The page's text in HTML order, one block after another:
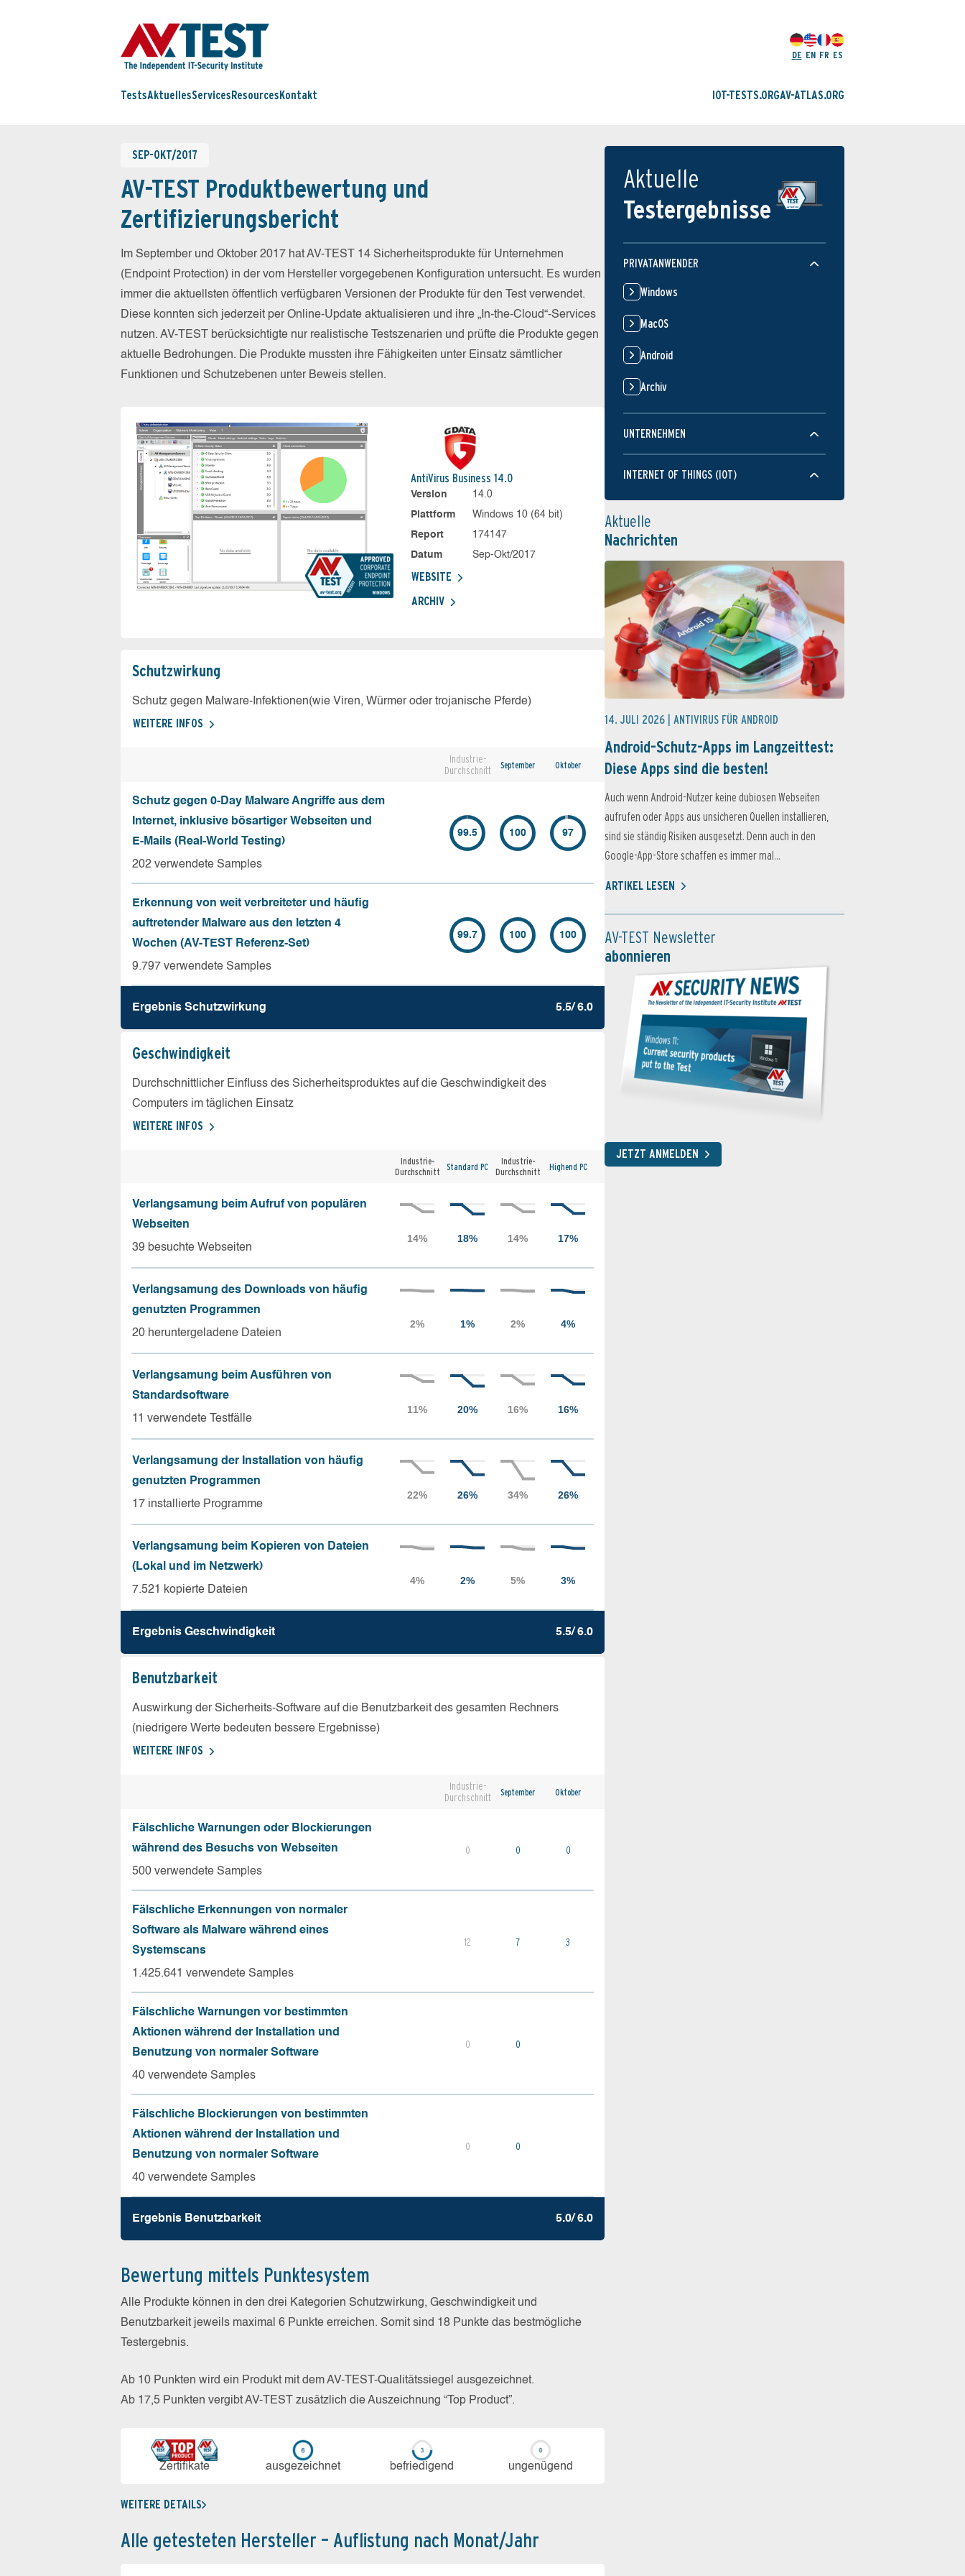
DE EN FR ES
TestsAktuellesServices Resources Kontakt IOT-TESTS.ORGAV-ATLAS.ORG
SEP-OKT/2017
AV-TEST Produktbewertung und
Zertifizierungsbericht
Im September und Oktober 2017 hat AV-TEST 14 Sicherheitsprodukte für Unternehmen
(Endpoint Protection) in der vom Hersteller vorgegebenen Konfiguration untersucht. Es wurden
immer die aktuellsten öffentlich verfügbaren Versionen der Produkte für den Test verwendet.
Diese konnten sich jederzeit per Online-Update aktualisieren und ihre „In-the-Cloud“-Services
nutzen. AV-TEST berücksichtigte nur realistische Testszenarien und prüfte die Produkte gegen
aktuelle Bedrohungen. Die Produkte mussten ihre Fähigkeiten unter Einsatz sämtlicher
Funktionen und Schutzebenen unter Beweis stellen.
AntiVirus Business 14.0
Version
14.0
Plattform
Windows 10 (64 bit)
Report
174147
Datum
Sep-Okt/2017
WEBSITE
ARCHIV
Schutz­wirkung
Schutz gegen Malware-Infektionen(wie Viren, Würmer oder trojanische Pferde)
WEITERE INFOS
Industrie-
Durchschnitt
September Oktober
Schutz gegen 0-Day Malware Angriffe aus dem
Internet, inklusive bösartiger Webseiten und
E-Mails (Real-World Testing)
202 verwendete Samples
99.5 100 97
Erkennung von weit verbreiteter und häufig
auftretender Malware aus den letzten 4
Wochen (AV-TEST Referenz-Set)
9.797 verwendete Samples
99.7 100 100
Ergebnis Schutz­wirkung 5.5/ 6.0
Geschw­indigkeit
Durchschnittlicher Einfluss des Sicherheitsproduktes auf die Geschwindigkeit des
Computers im täglichen Einsatz
WEITERE INFOS
Industrie-
Durchschnitt
Standard PC
Industrie-
Durchschnitt
Highend PC
Verlangsamung beim Aufruf von populären
Webseiten
39 besuchte Webseiten
Verlangsamung des Downloads von häufig
genutzten Programmen
20 heruntergeladene Dateien
Verlangsamung beim Ausführen von
Standardsoftware
11 verwendete Testfälle
Verlangsamung der Installation von häufig
genutzten Programmen
17 installierte Programme
Verlangsamung beim Kopieren von Dateien
(Lokal und im Netzwerk)
7.521 kopierte Dateien
Ergebnis Geschw­indigkeit 5.5/ 6.0
Benutz­barkeit
Auswirkung der Sicherheits-Software auf die Benutzbarkeit des gesamten Rechners
(niedrigere Werte bedeuten bessere Ergebnisse)
WEITERE INFOS
Industrie-
Durchschnitt
September Oktober
Fälschliche Warnungen oder Blockierungen
während des Besuchs von Webseiten
500 verwendete Samples
0 0 0
Fälschliche Erkennungen von normaler
Software als Malware während eines
Systemscans
1.425.641 verwendete Samples
12 7 3
Fälschliche Warnungen vor bestimmten
Aktionen während der Installation und
Benutzung von normaler Software
40 verwendete Samples
0 0
Fälschliche Blockierungen von bestimmten
Aktionen während der Installation und
Benutzung von normaler Software
40 verwendete Samples
0 0
Ergebnis Benutz­barkeit 5.0/ 6.0
Bewertung mittels Punktesystem
Alle Produkte können in den drei Kategorien Schutzwirkung, Geschwindigkeit und
Benutzbarkeit jeweils maximal 6 Punkte erreichen. Somit sind 18 Punkte das bestmögliche
Testergebnis.
Ab 10 Punkten wird ein Produkt mit dem AV-TEST-Qualitätssiegel ausgezeichnet.
Ab 17,5 Punkten vergibt AV-TEST zusätzlich die Auszeichnung “Top Product”.
Zerti­fikate aus­ge­zeich­net be­frie­di­gend un­ge­nü­gend
WEITERE DETAILS
Alle getesteten Hersteller – Auflistung nach Monat/Jahr
Aktuelle
Testergebnisse
PRIVATANWENDER
Windows
MacOS
Android
Archiv
UNTERNEHMEN
INTERNET OF THINGS (IOT)
Aktuelle
Nachrichten
14. JULI 2026 | ANTIVIRUS FÜR ANDROID
Android-Schutz-Apps im Langzeittest:
Diese Apps sind die besten!
Auch wenn Android-Nutzer keine dubiosen Webseiten
aufrufen oder Apps aus unsicheren Quellen installieren,
sind sie ständig Risiken ausgesetzt. Denn auch in den
Google-App-Store schaffen es immer mal...
ARTIKEL LESEN
AV-TEST Newsletter
abonnieren
JETZT ANMELDEN